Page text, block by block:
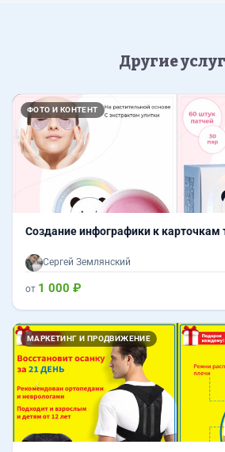
Другие
ФОТО И КОНТЕНТ
Назад
Создание инфографики к карточкам
Сергей Землянский
от 1 000 ₽
МАРКЕТИНГ И ПРОДВИЖЕНИЕ
Назад